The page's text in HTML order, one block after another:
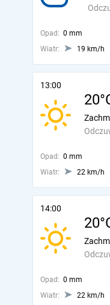
Opad: 0 mm
Wiatr:
19 km/h
13:00
Opad: 0 mm
Wiatr:
22 km/h
14:00
Opad: 0 mm
Wiatr:
22 km/h